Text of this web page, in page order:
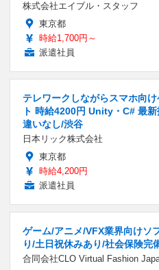
株式会社エイブル・スタッフ
東京都
時給1,700円～
派遣社員
テレワークしながらスマホ向
ト 時給4200円 Unity・C# 最
違いなし/渋谷
日本リック株式会社
東京都
時給4,200円
派遣社員
ゲーム/アニメ/VFX業界向けソ
り/土日祝休みあり/社会保険完
合同会社CLO Virtual Fashion